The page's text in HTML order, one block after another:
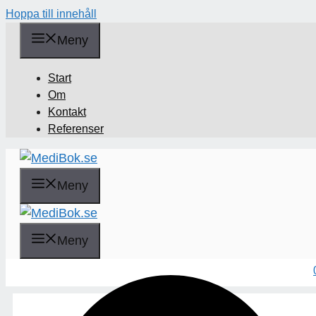
Hoppa till innehåll
Meny
Start
Om
Kontakt
Referenser
Meny
Sök
Meny